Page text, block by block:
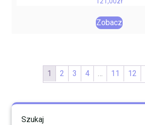
Zobacz
1 2 3 4 … 11 12
Szukaj